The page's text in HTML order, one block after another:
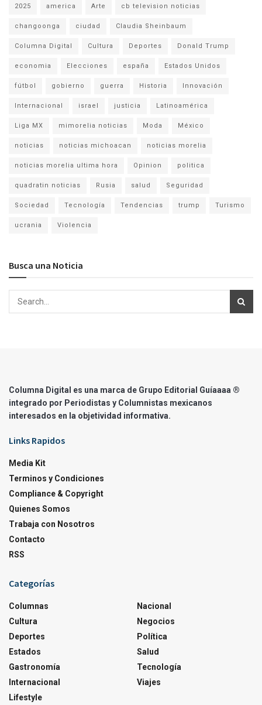
2025 america Arte cb television noticias
changoonga ciudad Claudia Sheinbaum
Columna Digital Cultura Deportes Donald Trump
economia Elecciones españa Estados Unidos
fútbol gobierno guerra Historia Innovación
Internacional israel justicia Latinoamérica
Liga MX mimorelia noticias Moda México
noticias noticias michoacan noticias morelia
noticias morelia ultima hora Opinion politica
quadratin noticias Rusia salud Seguridad
Sociedad Tecnología Tendencias trump Turismo
ucrania Violencia
Busca una Noticia
Columna Digital es una marca de Grupo Editorial Guíaaaa ®
integrado por Periodistas y Columnistas mexicanos
interesados en la objetividad informativa.
Links Rapidos
Media Kit
Terminos y Condiciones
Compliance & Copyright
Quienes Somos
Trabaja con Nosotros
Contacto
RSS
Categorías
Columnas
Cultura
Deportes
Estados
Gastronomía
Internacional
Lifestyle
Nacional
Negocios
Política
Salud
Tecnología
Viajes